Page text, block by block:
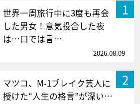
1
世界一周旅行中に3度も再会
した男女！意気投合した夜
は…口では言…
2026.08.09
2
マツコ、M-1ブレイク芸人に
授けた“人生の格言”が深い…